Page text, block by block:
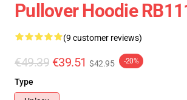
Pullover Hoodie
(9 customer reviews)
€49.39 €39.51 $42.95 -20%
Type